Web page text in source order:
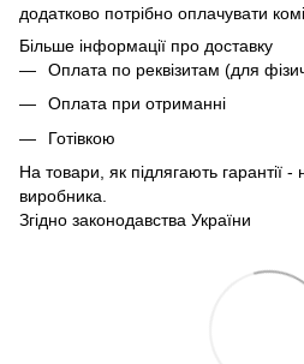
додатково потрібно оплачувати
Більше інформації про доставку
Оплата по реквізитам (для
Оплата при отриманні
Готівкою
На товари, як підлягають гарантії -
виробника.
Згідно законодавства України